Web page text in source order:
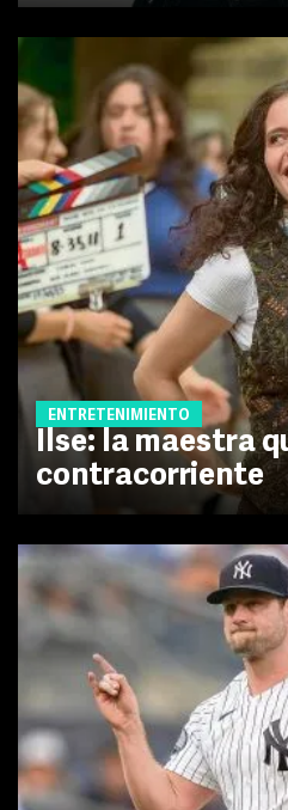
ENTRETENIMIENTO
Ilse: la maestra
contracorriente